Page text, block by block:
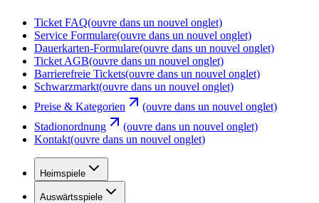
Ticket FAQ(ouvre dans un nouvel onglet)
Service Formulare(ouvre dans un nouvel onglet)
Dauerkarten-Formulare(ouvre dans un nouvel onglet)
Ticket AGB(ouvre dans un nouvel onglet)
Barrierefreie Tickets(ouvre dans un nouvel onglet)
Schwarzmarkt(ouvre dans un nouvel onglet)
Preise & Kategorien
(ouvre dans un nouvel onglet)
Stadionordnung
(ouvre dans un nouvel onglet)
Kontakt(ouvre dans un nouvel onglet)
Heimspiele
Auswärtsspiele